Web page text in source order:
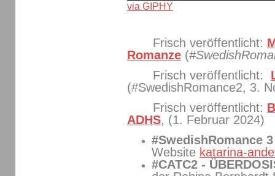
via GIPHY
Frisch veröffentlicht:
Romanze (
Frisch veröffentlicht:
(#SwedishRomance2, 3.
Frisch veröffentlicht:
ADHS, (1. Februar 2024)
#SwedishRomance
Website katarina-
#CATC2 -